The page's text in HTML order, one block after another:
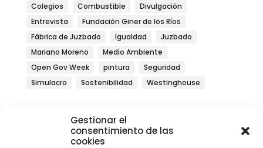
Gestionar el
consentimiento de las
cookies
Colegios
Combustible
Divulgación
Entrevista
Fundación Giner de los Ríos
Fábrica de Juzbado
Igualdad
Juzbado
Mariano Moreno
Medio Ambiente
Open Gov Week
pintura
Seguridad
Simulacro
Sostenibilidad Westinghouse